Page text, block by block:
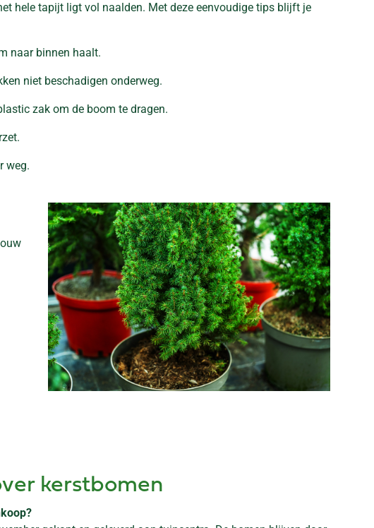
hele tapijt ligt vol naalden. Met deze eenvoudige tips blijft je
naar binnen haalt.
niet beschadigen onderweg.
zak om de boom te dragen.
weg.
kerstbomen